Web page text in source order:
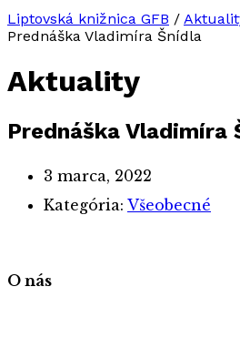
Liptovská knižnica GFB /
Prednáška Vladimíra Šnídla
Aktuality
Prednáška Vladimíra
3 marca, 2022
Kategória: Všeobecné
O nás